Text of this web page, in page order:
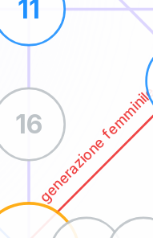
generazione
11
16